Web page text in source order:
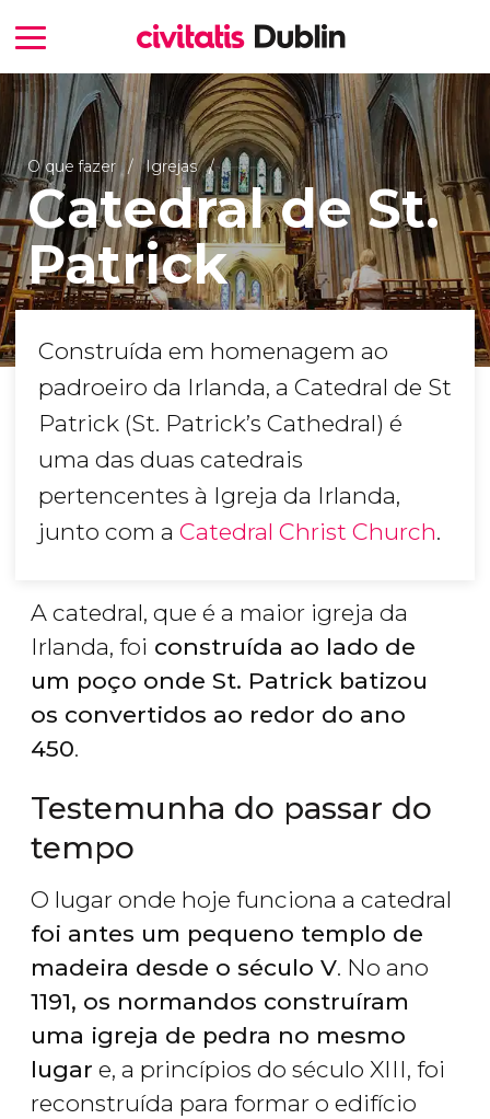
O que fazer Igrejas
Catedral de St.
Patrick
Construída em homenagem ao
padroeiro da Irlanda, a Catedral de St
Patrick (St. Patrick’s Cathedral) é
uma das duas catedrais
pertencentes à Igreja da Irlanda,
junto com a Catedral Christ Church.
A catedral, que é a maior igreja da
Irlanda, foi construída ao lado de
um poço onde St. Patrick batizou
os convertidos ao redor do ano
450.
Testemunha do passar do
tempo
O lugar onde hoje funciona a catedral
foi antes um pequeno templo de
madeira desde o século V. No ano
1191, os normandos construíram
uma igreja de pedra no mesmo
lugar e, a princípios do século XIII, foi
reconstruída para formar o edifício